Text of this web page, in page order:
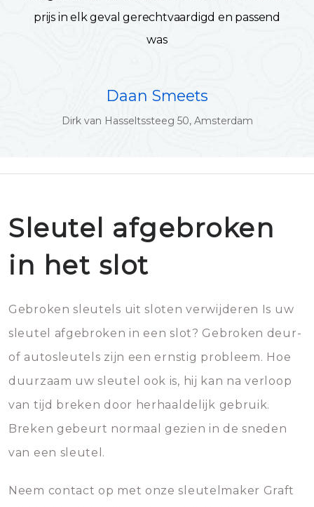
prijs in elk geval gerechtvaardigd en passend
was
Daan Smeets
Dirk van Hasseltssteeg 50, Amsterdam
Sleutel afgebroken
in het slot
Gebroken sleutels uit sloten verwijderen Is uw
sleutel afgebroken in een slot? Gebroken deur-
of autosleutels zijn een ernstig probleem. Hoe
duurzaam uw sleutel ook is, hij kan na verloop
van tijd breken door herhaaldelijk gebruik.
Breken gebeurt normaal gezien in de sneden
van een sleutel.
Neem contact op met onze sleutelmaker Graft